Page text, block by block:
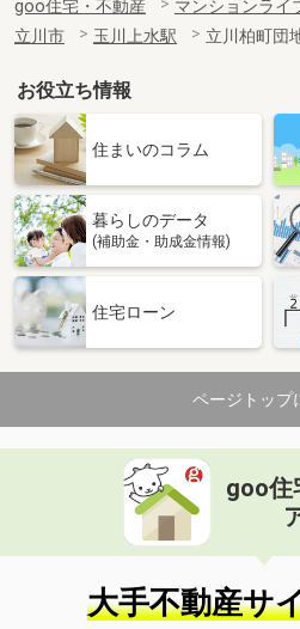
goo住宅・不動産 マンションライ
立川市
玉川上水駅 立川柏町団
お役立ち情報
住まいのコラム
暮らしのデータ
(補助金・助成金情報)
住宅ローン
ページトップ
goo住
大手不動産サ